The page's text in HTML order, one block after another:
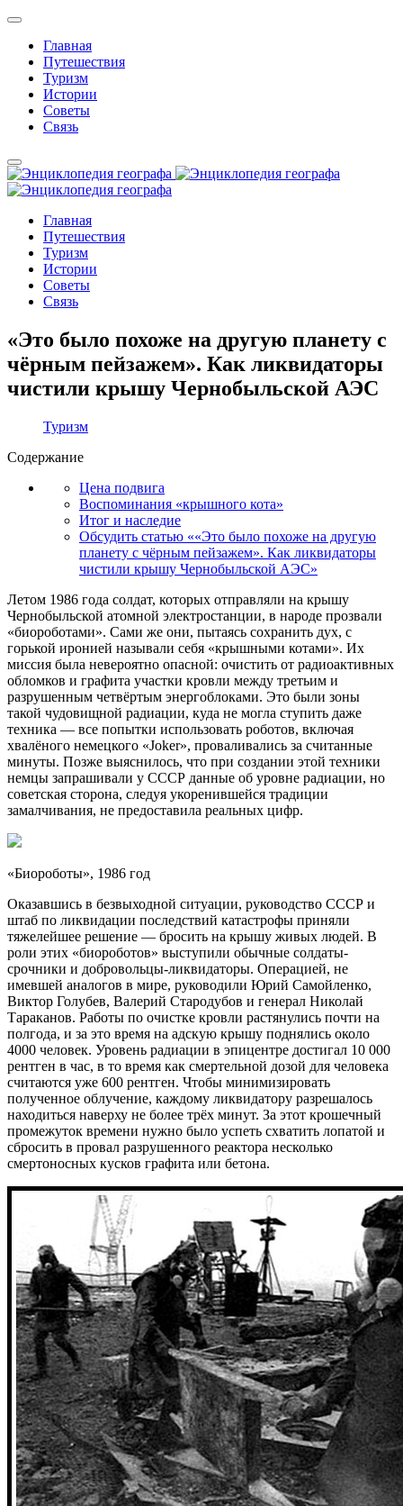
Главная
Путешествия
Туризм
Истории
Советы
Связь
Главная
Путешествия
Туризм
Истории
Советы
Связь
«Это было похоже на другую планету с
чёрным пейзажем». Как ликвидаторы
чистили крышу Чернобыльской АЭС
Туризм
Содержание
Цена подвига
Воспоминания «крышного кота»
Итог и наследие
Обсудить статью ««Это было похоже на другую
планету с чёрным пейзажем». Как ликвидаторы
чистили крышу Чернобыльской АЭС»
Летом 1986 года солдат, которых отправляли на крышу
Чернобыльской атомной электростанции, в народе прозвали
«биороботами». Сами же они, пытаясь сохранить дух, с
горькой иронией называли себя «крышными котами». Их
миссия была невероятно опасной: очистить от радиоактивных
обломков и графита участки кровли между третьим и
разрушенным четвёртым энергоблоками. Это были зоны
такой чудовищной радиации, куда не могла ступить даже
техника — все попытки использовать роботов, включая
хвалёного немецкого «Joker», проваливались за считанные
минуты. Позже выяснилось, что при создании этой техники
немцы запрашивали у СССР данные об уровне радиации, но
советская сторона, следуя укоренившейся традиции
замалчивания, не предоставила реальных цифр.
«Биороботы», 1986 год
Оказавшись в безвыходной ситуации, руководство СССР и
штаб по ликвидации последствий катастрофы приняли
тяжелейшее решение — бросить на крышу живых людей. В
роли этих «биороботов» выступили обычные солдаты-
срочники и добровольцы-ликвидаторы. Операцией, не
имевшей аналогов в мире, руководили Юрий Самойленко,
Виктор Голубев, Валерий Стародубов и генерал Николай
Тараканов. Работы по очистке кровли растянулись почти на
полгода, и за это время на адскую крышу поднялись около
4000 человек. Уровень радиации в эпицентре достигал 10 000
рентген в час, в то время как смертельной дозой для человека
считаются уже 600 рентген. Чтобы минимизировать
полученное облучение, каждому ликвидатору разрешалось
находиться наверху не более трёх минут. За этот крошечный
промежуток времени нужно было успеть схватить лопатой и
сбросить в провал разрушенного реактора несколько
смертоносных кусков графита или бетона.